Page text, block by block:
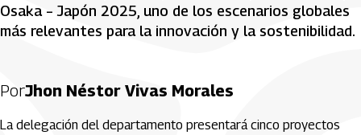
Osaka – Japón 2025, uno de los escenarios globales
más relevantes para la innovación y la sostenibilidad.
PorJhon Néstor Vivas Morales
La delegación del departamento presentará cinco proyectos